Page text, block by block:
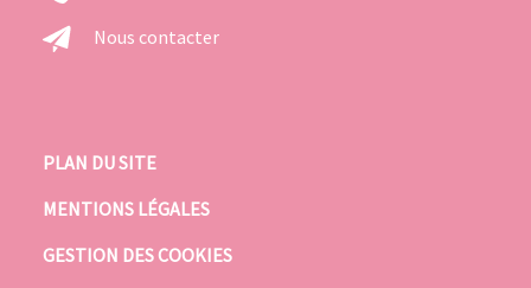
Nous contacter
PLAN DU SITE
MENTIONS LÉGALES
GESTION DES COOKIES